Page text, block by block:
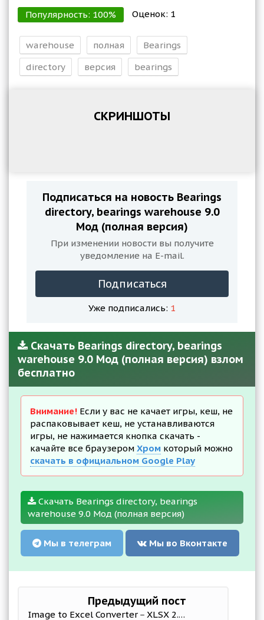
Популярность: 100% Оценок: 1
warehouse полная
Bearings
directory
версия bearings
СКРИНШОТЫ
Подписаться на новость Bearings
directory, bearings warehouse 9.0
Мод (полная версия)
При изменении новости вы получите
уведомление на E-mail.
Подписаться
Уже подписались: 1
Скачать Bearings directory, bearings
warehouse 9.0 Мод (полная версия) взлом
бесплатно
Внимание! Если у вас не качает игры, кеш, не
распаковывает кеш, не устанавливаются
игры, не нажимается кнопка скачать -
качайте все браузером Хром который можно
скачать в официальном Google Play
Скачать Bearings directory, bearings
warehouse 9.0 Мод (полная версия)
Мы в телеграм Мы во Вконтакте
Предыдущий пост
Image to Excel Converter－XLSX 2.1.3 Мод (полная версия)